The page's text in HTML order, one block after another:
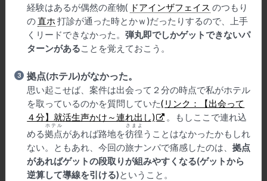
経験はあるが偶然の産物( ドアインザフェイス のつもり
の直ホ 打診が通った時とかｗ)だったりするので、上手
くリードできなかった。弾丸即でしかゲットできないパ
ターンがあることを覚えておこう。
拠点(ホテル)がなかった。
思い起こせば、案件は出会って２分の時点で私がホテル
を取っているのかを質問していた(リンク：【出会って
４分】就活生声かけ～連れ出し)
。もしここで連れ込
める拠点
ホテル
があれば路地を彷徨
さまよ
うことはなかったかもしれ
ない。ともあれ、今回の旅ナンパで痛感したのは、拠点
があればゲットの段取りが組みやすくなる(ゲットから
逆算して導線を引ける)ということ。